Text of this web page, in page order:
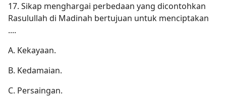
17. Sikap menghargai perbedaan yang dicontohkan
Rasulullah di Madinah bertujuan untuk menciptakan
....
A. Kekayaan.
B. Kedamaian.
C. Persaingan.